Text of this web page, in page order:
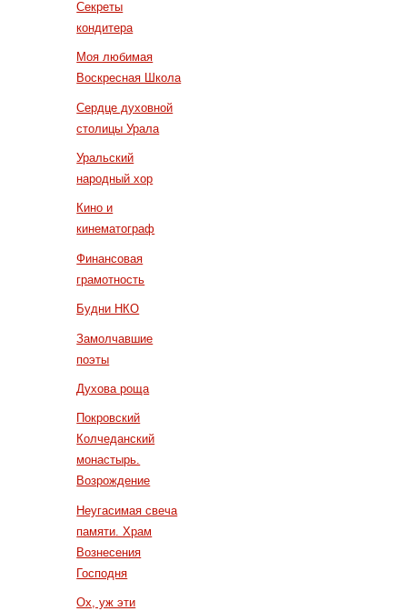
Секреты
кондитера
Моя любимая
Воскресная Школа
Сердце духовной
столицы Урала
Уральский
народный хор
Кино и
кинематограф
Финансовая
грамотность
Будни НКО
Замолчавшие
поэты
Духова роща
Покровский
Колчеданский
монастырь.
Возрождение
Неугасимая свеча
памяти. Храм
Вознесения
Господня
Ох, уж эти